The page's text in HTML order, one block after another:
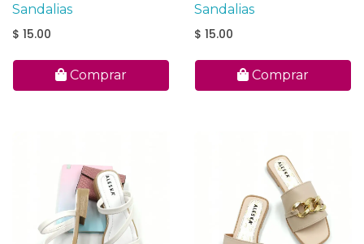
Sandalias
$ 15.00
Comprar
Sandalias
$ 15.00
Comprar